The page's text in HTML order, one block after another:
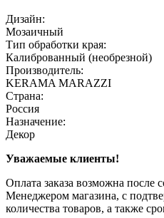
Дизайн:
Мозаичный
Тип обработки края:
Калиброванный (необрезной)
Производитель:
KERAMA MARAZZI
Страна:
Россия
Назначение:
Декор
Уважаемые клиенты!
Оплата заказа возможна после
Менеджером магазина, с
количества товаров, а также